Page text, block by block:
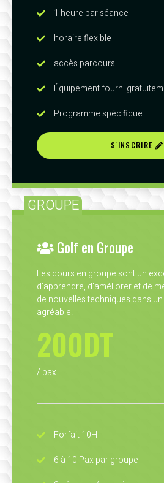
1 heure par séance
horaire flexible
accès parcours
Équipement fourni
Programme spécifique
S'INSCRIRE
GROUPE
Golf en Groupe
Les cours en groupe sont un
d’apprendre, d'améliorer et de
de nouvelles techniques dans
agréable.
200DT
/ pax
Forfait 10H
6 à 10 Pax par groupe